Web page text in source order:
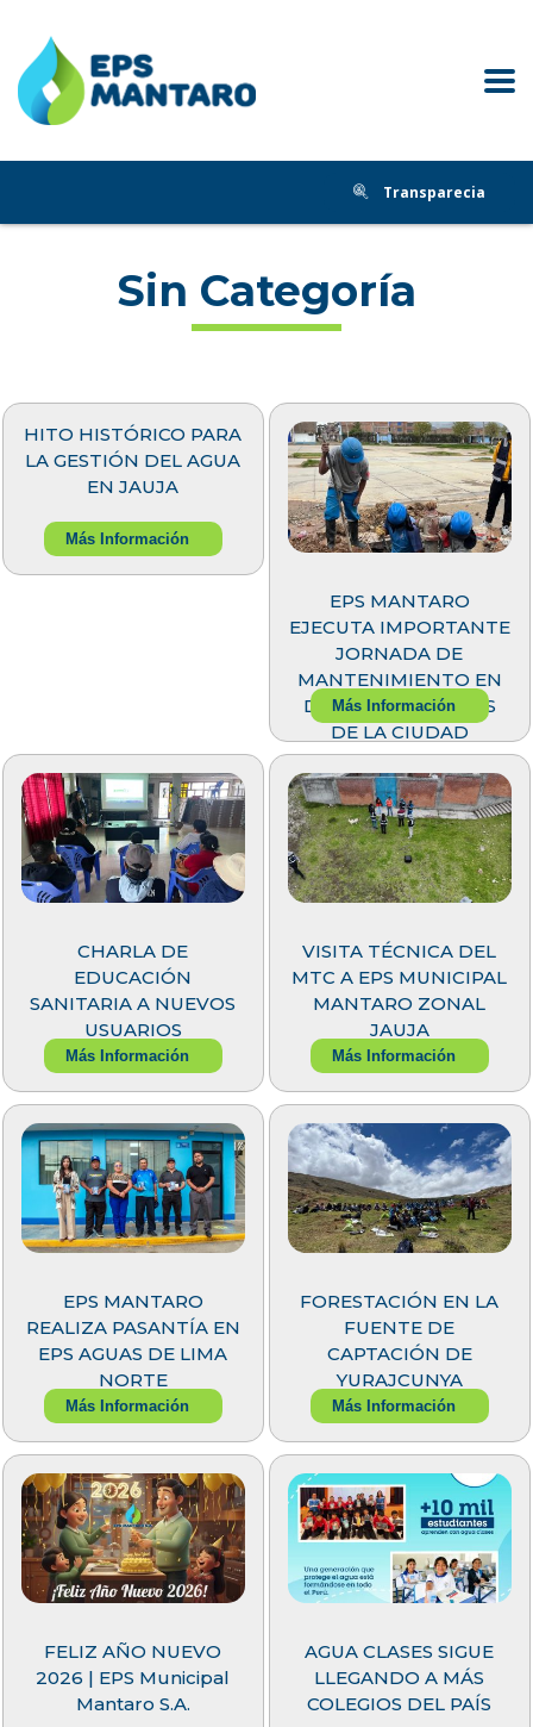
Transparecia
Sin Categoría
HITO HISTÓRICO PARA
LA GESTIÓN DEL AGUA
EN JAUJA
Más Información
EPS MANTARO
EJECUTA IMPORTANTE
JORNADA DE
MANTENIMIENTO EN
DISTINTOS PUNTOS
DE LA CIUDAD
Más Información
CHARLA DE
EDUCACIÓN
SANITARIA A NUEVOS
USUARIOS
Más Información
VISITA TÉCNICA DEL
MTC A EPS MUNICIPAL
MANTARO ZONAL
JAUJA
Más Información
EPS MANTARO
REALIZA PASANTÍA EN
EPS AGUAS DE LIMA
NORTE
Más Información
FORESTACIÓN EN LA
FUENTE DE
CAPTACIÓN DE
YURAJCUNYA
Más Información
FELIZ AÑO NUEVO
2026 | EPS Municipal
Mantaro S.A.
AGUA CLASES SIGUE
LLEGANDO A MÁS
COLEGIOS DEL PAÍS